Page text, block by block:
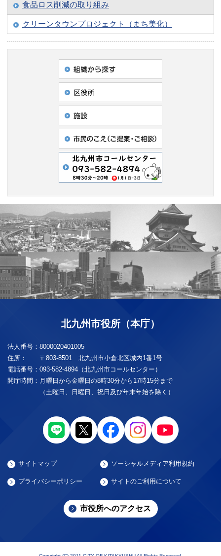
食品ロス削減の取り組み
クリーンタウンプロジェクト（まち美化）
北九州市役所（本庁）
法人番号： 8000020401005
住所：
〒803-8501 北九州市小倉北区城内1番1号
電話番号： 093-582-4894（北九州市コールセンター）
開庁時間： 月曜日から金曜日の8時30分から17時15分まで
（土曜日、日曜日、祝日及び年末年始を除く）
サイトマップ ソーシャルメディア利用規約
プライバシーポリシー サイトのご利用について
市役所へのアクセス